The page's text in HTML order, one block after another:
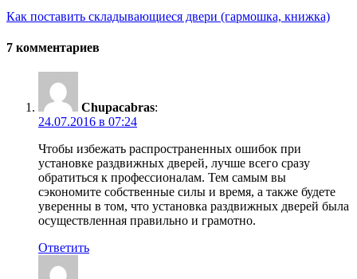
Как поставить складывающиеся двери (гармошка, книжка)
7 комментариев
Chupacabras:
24.07.2016 в 07:24
Чтобы избежать распространенных ошибок при
установке раздвижных дверей, лучше всего сразу
обратиться к профессионалам. Тем самым вы
сэкономите собственные силы и время, а также будете
уверенны в том, что установка раздвижных дверей была
осуществленная правильно и грамотно.
Ответить